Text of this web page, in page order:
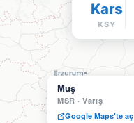
Muş
MSR ·Varış
Google Maps'te aç
Kars
KSY